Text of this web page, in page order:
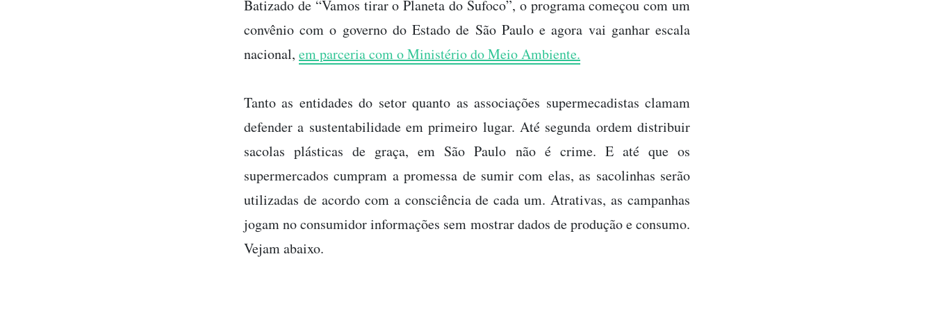
Batizado de “Vamos tirar o Planeta do Sufoco”, o programa começou com um
convênio com o governo do Estado de São Paulo e agora vai ganhar escala
nacional, em parceria com o Ministério do Meio Ambiente.
Tanto as entidades do setor quanto as associações supermecadistas clamam
defender a sustentabilidade em primeiro lugar. Até segunda ordem distribuir
sacolas plásticas de graça, em São Paulo não é crime. E até que os
supermercados cumpram a promessa de sumir com elas, as sacolinhas serão
utilizadas de acordo com a consciência de cada um. Atrativas, as campanhas
jogam no consumidor informações sem mostrar dados de produção e consumo.
Vejam abaixo.